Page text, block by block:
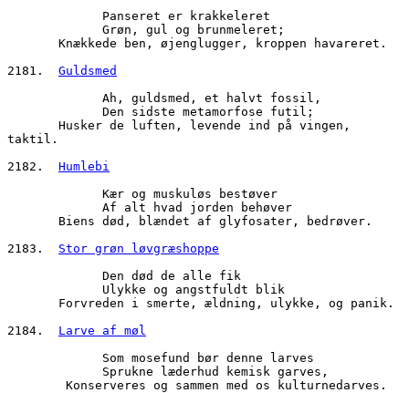
             Panseret er krakkeleret
             Grøn, gul og brunmeleret;
       Knækkede ben, øjenglugger, kroppen havareret.
2181. Guldsmed
             Ah, guldsmed, et halvt fossil,
             Den sidste metamorfose futil;
taktil.
2182. Humlebi
             Kær og muskuløs bestøver
             Af alt hvad jorden behøver
       Biens død, blændet af glyfosater, bedrøver.
2183. Stor grøn løvgræshoppe
             Den død de alle fik
             Ulykke og angstfuldt blik
       Forvreden i smerte, ældning, ulykke, og panik.
2184. Larve af møl
             Som mosefund bør denne larves
             Sprukne læderhud kemisk garves,
        Konserveres og sammen med os kulturnedarves.